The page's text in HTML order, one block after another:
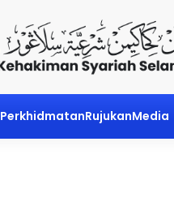
PerkhidmatanRujukanMedia